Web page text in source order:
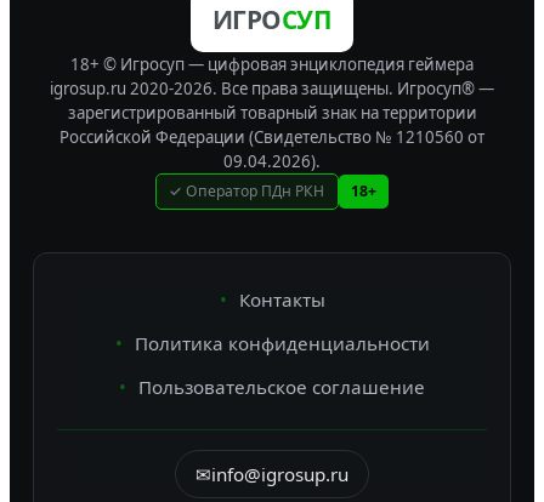
ИГРОСУП
18+ © Игросуп — цифровая энциклопедия геймера
igrosup.ru 2020-2026. Все права защищены. Игросуп® —
зарегистрированный товарный знак на территории
Российской Федерации (Свидетельство № 1210560 от
09.04.2026).
✓ Оператор ПДн РКН 18+
Контакты
Политика конфиденциальности
Пользовательское соглашение
✉info@igrosup.ru